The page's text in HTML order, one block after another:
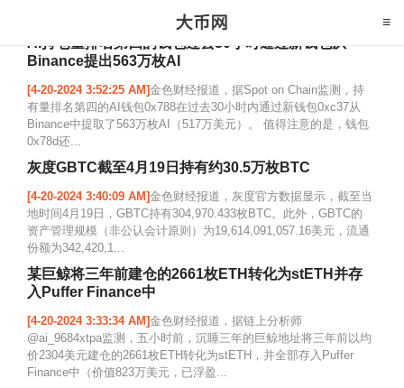
AI持仓量排名第四的钱包过去30小时通过新钱包从
Binance提出563万枚AI
[4-20-2024 3:52:25 AM]金色财经报道，据Spot on Chain监测，持
有量排名第四的AI钱包0x788在过去30小时内通过新钱包0xc37从
Binance中提取了563万枚AI（517万美元）。 值得注意的是，钱包
0x78d还...
灰度GBTC截至4月19日持有约30.5万枚BTC
[4-20-2024 3:40:09 AM]金色财经报道，灰度官方数据显示，截至当
地时间4月19日，GBTC持有304,970.433枚BTC。此外，GBTC的
资产管理规模（非公认会计原则）为19,614,091,057.16美元，流通
份额为342,420,1...
某巨鲸将三年前建仓的2661枚ETH转化为stETH并存
入Puffer Finance中
[4-20-2024 3:33:34 AM]金色财经报道，据链上分析师
@ai_9684xtpa监测，五小时前，沉睡三年的巨鲸地址将三年前以均
价2304美元建仓的2661枚ETH转化为stETH，并全部存入Puffer
Finance中（价值823万美元，已浮盈...